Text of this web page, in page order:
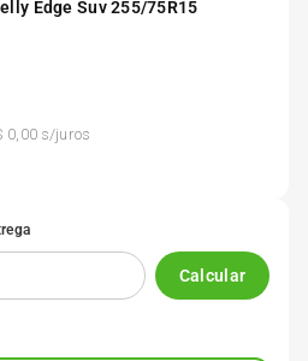
Edge Suv 255/75R15
0,00s/juros
Calcular